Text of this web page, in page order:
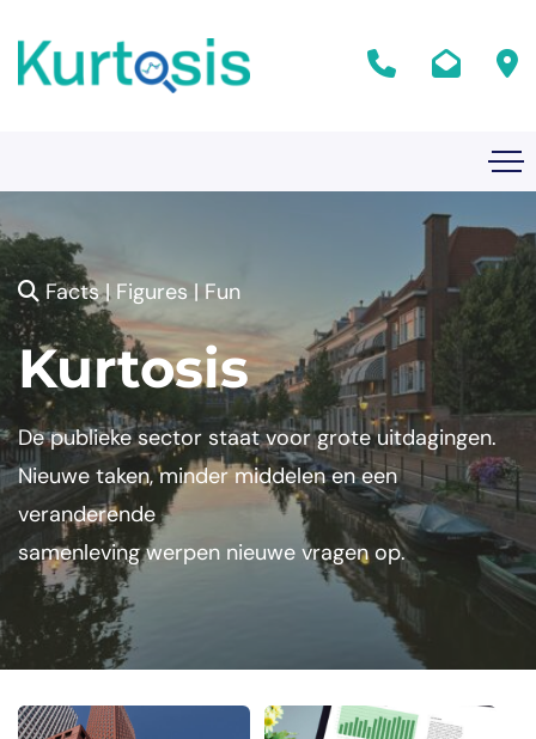
Facts | Figures | Fun
Kurtosis
De publieke sector staat voor grote uitdagingen.
Nieuwe taken, minder middelen en een
veranderende
samenleving werpen nieuwe vragen op.